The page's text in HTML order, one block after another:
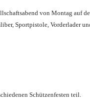
von Montag auf
Sportpistole, Vorderlader
Schützenfesten teil.